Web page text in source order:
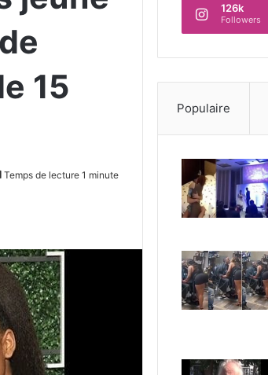
15
Temps de lecture 1 minute
126k
Followers
Populaire